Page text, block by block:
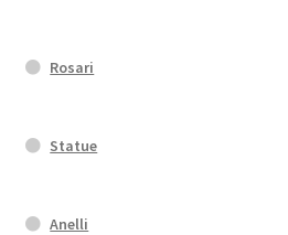
Rosari
Statue
Anelli